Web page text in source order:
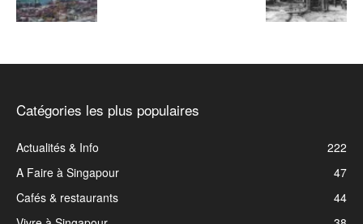
Catégories les plus populaires
Actualités & Info
222
A Faire à Singapour
47
Cafés & restaurants
44